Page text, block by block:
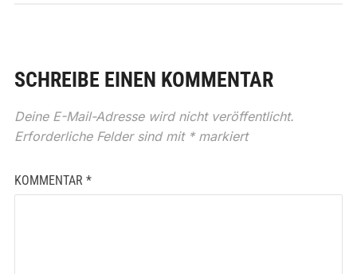
SCHREIBE EINEN KOMMENTAR
Deine E-Mail-Adresse wird nicht veröffentlicht.
Erforderliche Felder sind mit *markiert
KOMMENTAR *